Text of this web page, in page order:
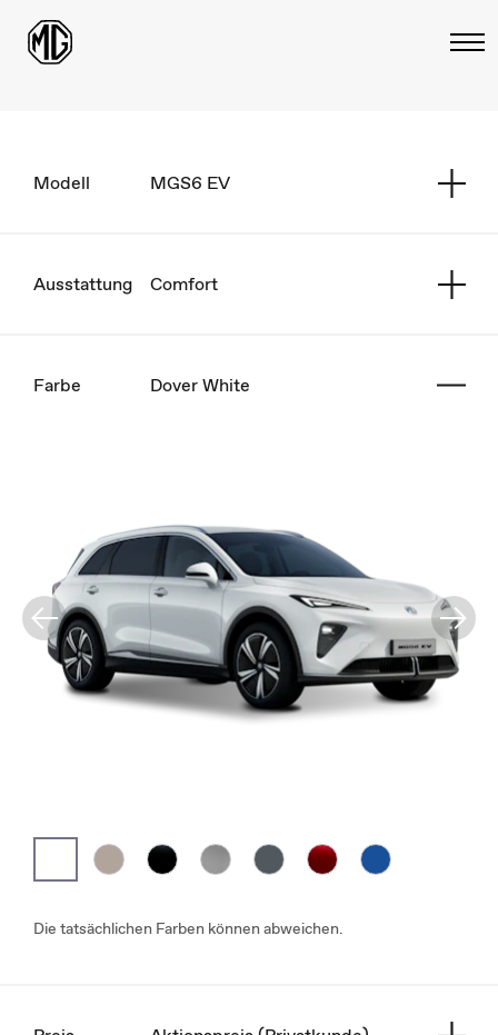
Modell MGS6 EV
Ausstattung Comfort
Farbe Dover White
Die tatsächlichen Farben können abweichen.